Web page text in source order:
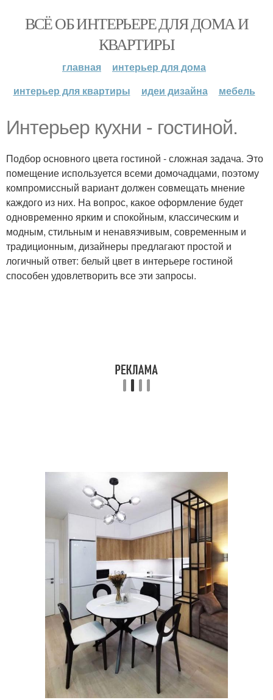
ВСЁ ОБ ИНТЕРЬЕРЕ ДЛЯ ДОМА И
КВАРТИРЫ
главная
интерьер для дома
интерьер для квартиры
идеи дизайна мебель
Интерьер кухни - гостиной.
Подбор основного цвета гостиной - сложная задача. Это
помещение используется всеми домочадцами, поэтому
компромиссный вариант должен совмещать мнение
каждого из них. На вопрос, какое оформление будет
одновременно ярким и спокойным, классическим и
модным, стильным и ненавязчивым, современным и
традиционным, дизайнеры предлагают простой и
логичный ответ: белый цвет в интерьере гостиной
способен удовлетворить все эти запросы.